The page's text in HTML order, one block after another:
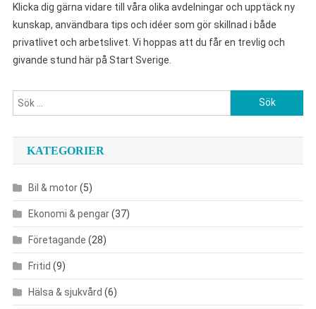
Klicka dig gärna vidare till våra olika avdelningar och upptäck ny
kunskap, användbara tips och idéer som gör skillnad i både
privatlivet och arbetslivet. Vi hoppas att du får en trevlig och
givande stund här på Start Sverige.
efter:
KATEGORIER
Bil & motor(5)
Ekonomi & pengar(37)
Företagande (28)
Fritid (9)
Hälsa & sjukvård (6)